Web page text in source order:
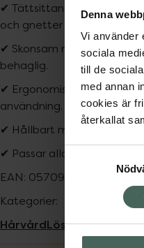
Denna
Vi använder
sociala
till de
med annan
cookies är
återkallat
Samtyckesval
✔ Tättsittande tänder i
och gnetter effektivt.
✔ Skonsam mot hårbotten
behaglig.
✔ Ergonomiskt grepp –
användning.
✔ Hållbart material –
✔ Passar alla hårtyper –
EAN: 05709455019029
Kategorier:
HårvårdLössLöss hos